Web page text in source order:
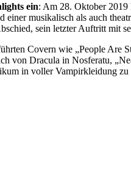
ein: Am 28. Oktober 2019
musikalisch als auch
sein letzter Auftritt mit
Covern wie „People Are
von Dracula in Nosferatu,
in voller Vampirkleidung zu